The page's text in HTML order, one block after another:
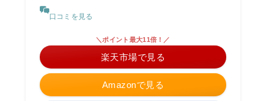
口コミを見る
Amazonで見る
＼ポイント最大11倍！／
楽天市場で見る